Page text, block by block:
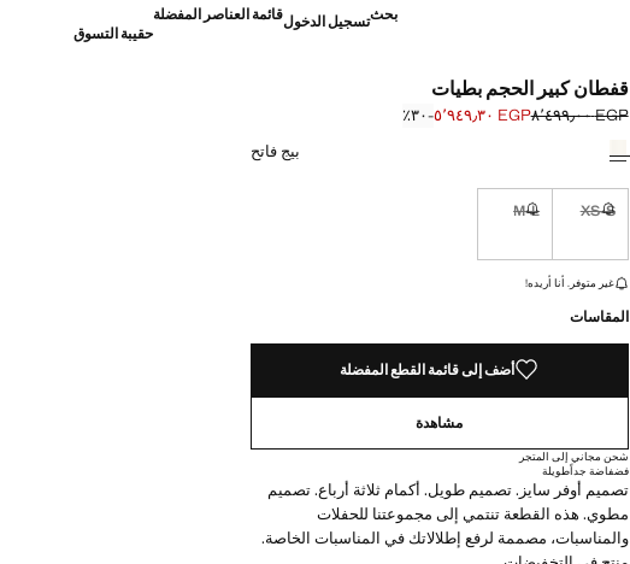
بحثتسجيل الدخولقائمة العناصر المفضلة
حقيبة التسوق
قفطان كبير الحجم بطيات
السعر الأول محذوف [EGP ٨٬٤٩٩٫٠٠ ]
EGP ٨٬٤٩٩٫٠٠
السعر الحالي [EGP ٥٬٩٤٩٫٣٠ ] EGP ٥٬٩٤٩٫٣٠
؜-٣٠٪؜
بيج فاتح
XS-S
M-L
القطع الأخيرة!
غير متوفر. أنا أريده!
المقاسات
أضف إلى قائمة القطع المفضلة
مشاهدة
شحن مجاني إلى المتجر
فضفاضة جداًطويلة
تصميم أوفر سايز. تصميم طويل. أكمام ثلاثة أرباع. تصميم
مطوي. هذه القطعة تنتمي إلى مجموعتنا للحفلات
والمناسبات، مصممة لرفع إطلالاتك في المناسبات الخاصة.